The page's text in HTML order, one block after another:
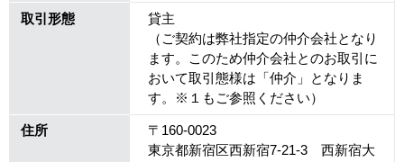
取引形態
貸主
（ご契約は弊社指定の仲介会社となり
ます。このため仲介会社とのお取引に
おいて取引態様は「仲介」となりま
す。※１もご参照ください）
住所
〒160-0023
東京都新宿区西新宿7-21-3 西新宿大